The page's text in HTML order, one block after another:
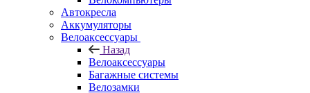
Автокресла
Аккумуляторы
Велоаксессуары
Назад
Велоаксессуары
Багажные системы
Велозамки